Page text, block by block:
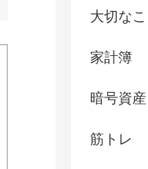
大切な
家計簿
暗号資産
筋トレ